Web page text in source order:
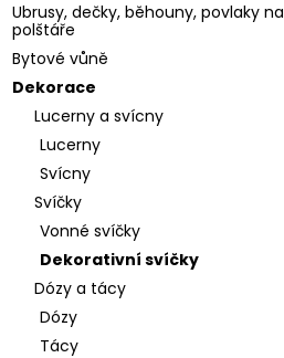
Ubrusy, dečky, běhouny, povlaky na
polštáře
Bytové vůně
Dekorace
Lucerny a svícny
Lucerny
Svícny
Svíčky
Vonné svíčky
Dekorativní svíčky
Dózy a tácy
Dózy
Tácy